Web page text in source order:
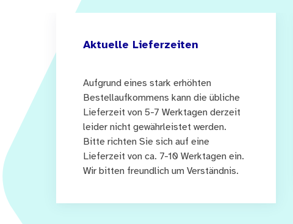
Aktuelle Lieferzeiten
Aufgrund eines stark erhöhten
Bestellaufkommens kann die übliche
Lieferzeit von 5-7 Werktagen derzeit
leider nicht gewährleistet werden.
Bitte richten Sie sich auf eine
Lieferzeit von ca. 7-10 Werktagen ein.
Wir bitten freundlich um Verständnis.